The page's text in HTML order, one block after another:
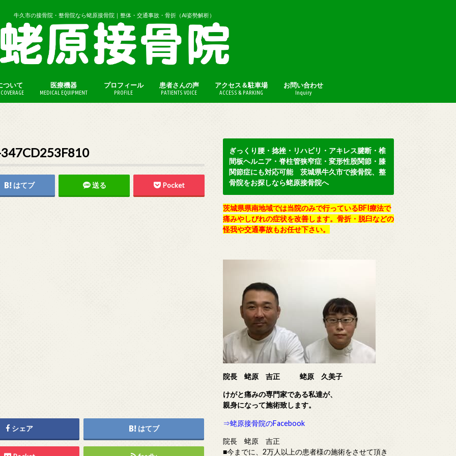
牛久市の接骨院・整骨院なら蛯原接骨院｜整体・交通事故・骨折（AI姿勢解析）
ついて 医療機器
MEDICAL EQUIPMENT
プロフィール
PROFILE
患者さんの声
PATIENTS VOICE
アクセス＆駐車場
ACCESS & PARKING
お問い合わせ
Inquiry
はてブ 送る Pocket
シェア はてブ
ぎっくり腰・捻挫・リハビリ・アキレス腱断・椎
間板ヘルニア・脊柱管狭窄症・変形性股関節・膝
関節症にも対応可能 茨城県牛久市で接骨院、整
骨院をお探しなら蛯原接骨院へ
茨城県県南地域では当院のみで行っているBFI療法で
痛みやしびれの症状を改善します。骨折・脱臼などの
怪我や交通事故もお任せ下さい。
院長 蛯原 吉正 蛯原 久美子
けがと痛みの専門家である私達が、
親身になって施術致します。
⇒蛯原接骨院のFacebook
院長 蛯原 吉正
■今までに、2万人以上の患者様の施術をさせて頂き